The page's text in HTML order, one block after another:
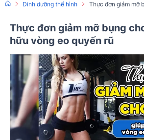
Dinh dưỡng thể hình Thực đơn giảm mỡ
Thực đơn giảm mỡ bụng
hữu vòng eo quyến rũ